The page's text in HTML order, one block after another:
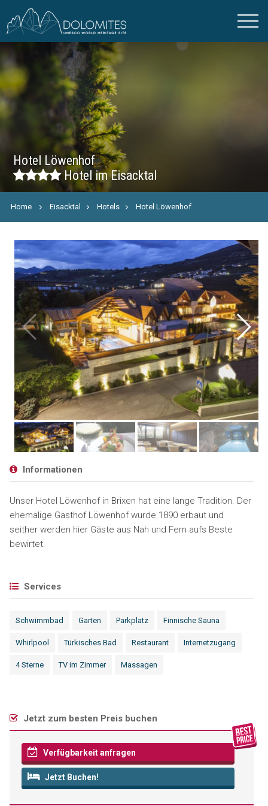
Hotel Löwenhof
Hotel im Eisacktal
Home Eisacktal Hotels Hotel Löwenhof
Informationen
Unser Hotel Löwenhof in Brixen hat eine lange Tradition. Der
ehemalige Gasthof Löwenhof wurde 1890 erbaut und
seither werden hier Gäste aus Nah und Fern aufs Beste
bewirtet.
Services
Schwimmbad Garten Parkplatz Finnische Sauna
Whirlpool Türkisches Bad Restaurant Internetzugang
4 Sterne TV im Zimmer Massagen
Jetzt zum besten Preis buchen
Verfügbarkeit anfragen
Jetzt Buchen!